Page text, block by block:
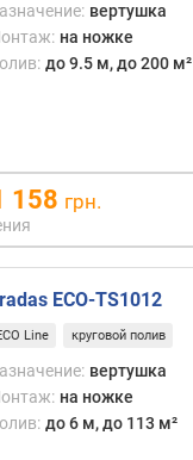
вертушка
на ножке
до 9.5 м, до 200 м²
158 грн.
ECO-TS1012
Line круговой полив
вертушка
на ножке
до 6 м, до 113 м²